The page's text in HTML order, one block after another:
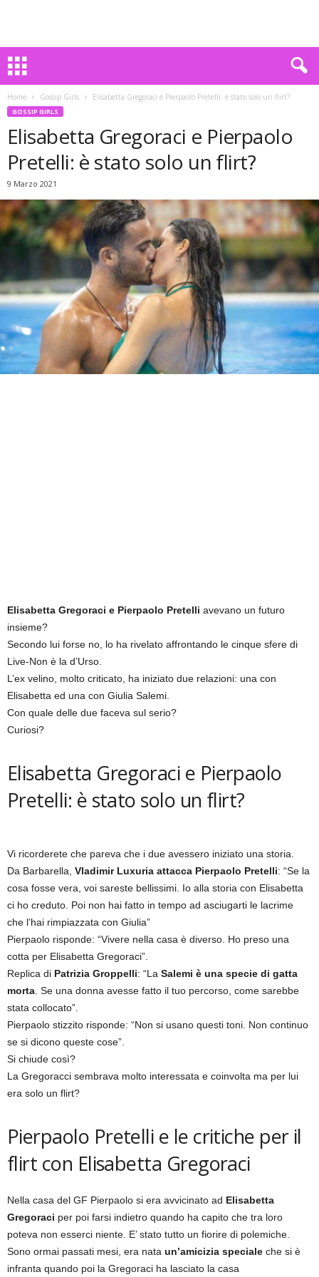
Home Gossip Girls Elisabetta Gregoraci e Pierpaolo Pretelli: è stato solo un flirt?
GOSSIP GIRLS
Elisabetta Gregoraci e Pierpaolo
Pretelli: è stato solo un flirt?
9 Marzo 2021
Elisabetta Gregoraci e Pierpaolo Pretelli avevano un futuro
insieme?
Secondo lui forse no, lo ha rivelato affrontando le cinque sfere di
Live-Non è la d’Urso.
L’ex velino, molto criticato, ha iniziato due relazioni: una con
Elisabetta ed una con Giulia Salemi.
Con quale delle due faceva sul serio?
Curiosi?
Elisabetta Gregoraci e Pierpaolo
Pretelli: è stato solo un flirt?
Vi ricorderete che pareva che i due avessero iniziato una storia.
Da Barbarella, Vladimir Luxuria attacca Pierpaolo Pretelli: “Se la
cosa fosse vera, voi sareste bellissimi. Io alla storia con Elisabetta
ci ho creduto. Poi non hai fatto in tempo ad asciugarti le lacrime
che l’hai rimpiazzata con Giulia”
Pierpaolo risponde: “Vivere nella casa è diverso. Ho preso una
cotta per Elisabetta Gregoraci”.
Replica di Patrizia Groppelli: “La Salemi è una specie di gatta
morta. Se una donna avesse fatto il tuo percorso, come sarebbe
stata collocato”.
Pierpaolo stizzito risponde: “Non si usano questi toni. Non continuo
se si dicono queste cose”.
Si chiude così?
La Gregoracci sembrava molto interessata e coinvolta ma per lui
era solo un flirt?
Pierpaolo Pretelli e le critiche per il
flirt con Elisabetta Gregoraci
Nella casa del GF Pierpaolo si era avvicinato ad Elisabetta
Gregoraci per poi farsi indietro quando ha capito che tra loro
poteva non esserci niente. E’ stato tutto un fiorire di polemiche.
Sono ormai passati mesi, era nata un’amicizia speciale che si è
infranta quando poi la Gregoraci ha lasciato la casa